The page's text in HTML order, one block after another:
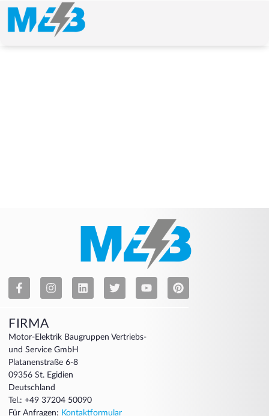
FIRMA
Motor-Elektrik Baugruppen Vertriebs-
und Service GmbH
Platanenstraße 6-8
09356 St. Egidien
Deutschland
Tel.: +49 37204 50090
Für Anfragen: Kontaktformular